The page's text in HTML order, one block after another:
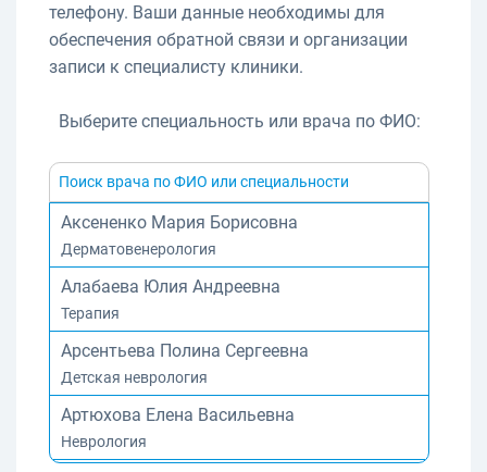
телефону. Ваши данные необходимы для
обеспечения обратной связи и организации
записи к специалисту клиники.
Выберите специальность или врача по ФИО:
Аксененко Мария Борисовна
Дерматовенерология
Алабаева Юлия Андреевна
Терапия
Арсентьева Полина Сергеевна
Детская неврология
Артюхова Елена Васильевна
Неврология